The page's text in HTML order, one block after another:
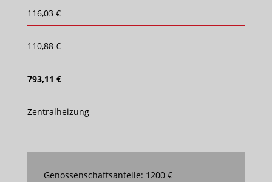
116,03 €
110,88 €
793,11 €
Zentralheizung
Genossenschaftsanteile: 1200 €